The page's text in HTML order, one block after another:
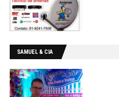
SAMUEL & CIA